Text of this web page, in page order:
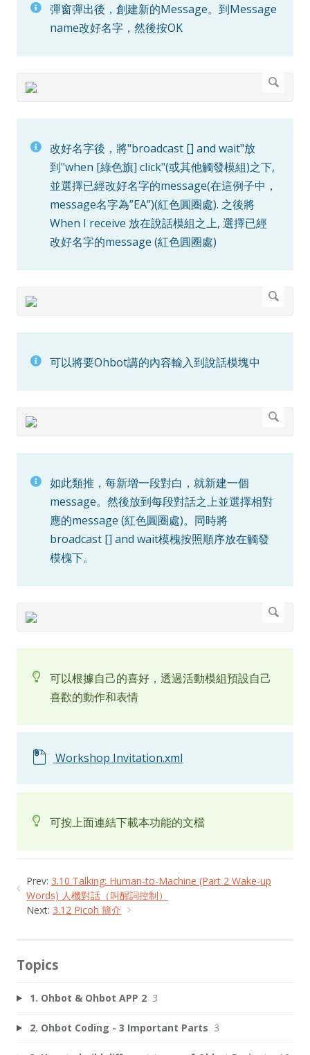
彈窗彈出後，創建新的Message。到Message
name改好名字，然後按OK
改好名字後，將"broadcast [] and wait"放
到"when [綠色旗] click"(或其他觸發模組)之下,
並選擇已經改好名字的message(在這例子中，
message名字為”EA”)(紅色圓圈處). 之後將
When I receive 放在說話模組之上, 選擇已經
改好名字的message (紅色圓圈處)
可以將要Ohbot講的內容輸入到說話模塊中
如此類推，每新增一段對白，就新建一個
message。然後放到每段對話之上並選擇相對
應的message (紅色圓圈處)。同時將
broadcast [] and wait模槐按照順序放在觸發
模槐下。
可以根據自己的喜好，透過活動模組預設自己
喜歡的動作和表情
Workshop Invitation.xml
可按上面連結下載本功能的文檔
Prev: 3.10 Talking: Human-to-Machine (Part 2 Wake-up
Words) 人機對話（叫醒詞控制）
Next: 3.12 Picoh 簡介
Topics
1. Ohbot & Ohbot APP 2 3
2. Ohbot Coding - 3 Important Parts 3